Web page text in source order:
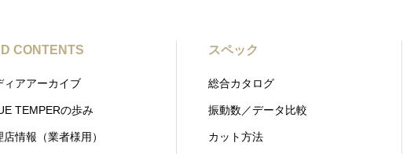
CONTENTS
ィアアーカイブ
TEMPERの歩み
店情報（業者様用）
スペック
総合カタログ
振動数／データ比較
カット方法